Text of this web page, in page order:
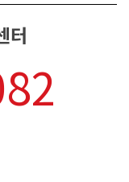
터